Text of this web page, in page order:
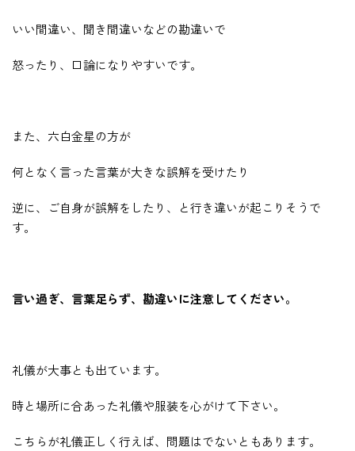
いい間違い、聞き間違いなどの勘違いで
怒ったり、口論になりやすいです。
また、六白金星の方が
何となく言った言葉が大きな誤解を受けたり
逆に、ご自身が誤解をしたり、と行き違いが起こりそうで
す。
言い過ぎ、言葉足らず、勘違いに注意してください。
礼儀が大事とも出ています。
時と場所に合あった礼儀や服装を心がけて下さい。
こちらが礼儀正しく行えば、問題はでないともあります。